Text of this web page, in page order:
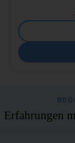
Erfahrungen